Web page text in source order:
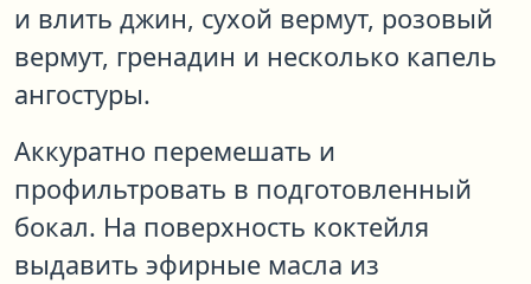
и влить джин, сухой вермут, розовый
вермут, гренадин и несколько капель
ангостуры.
Аккуратно перемешать и
профильтровать в подготовленный
бокал. На поверхность коктейля
выдавить эфирные масла из